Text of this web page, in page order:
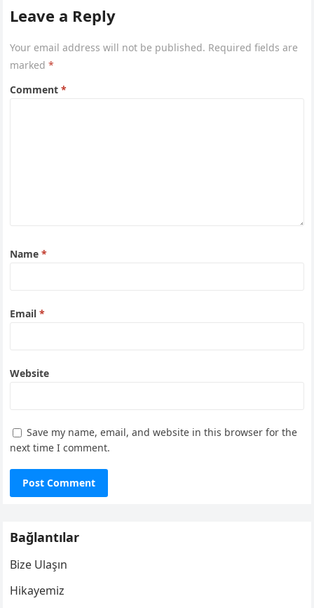
Leave a Reply
Your email address will not be published. Required fields are
marked*
Comment*
Name*
Email*
Website
Save my name, email, and website in this browser for the
next time I comment.
Bağlantılar
Bize Ulaşın
Hikayemiz